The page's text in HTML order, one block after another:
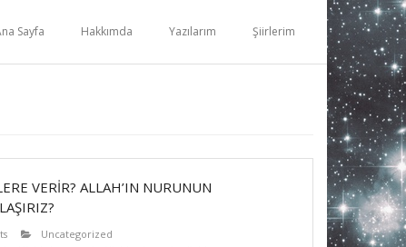
Sayfa Hakkımda Yazılarım Şiirlerim
VERİR? ALLAH’IN NURUNUN
Uncategorized